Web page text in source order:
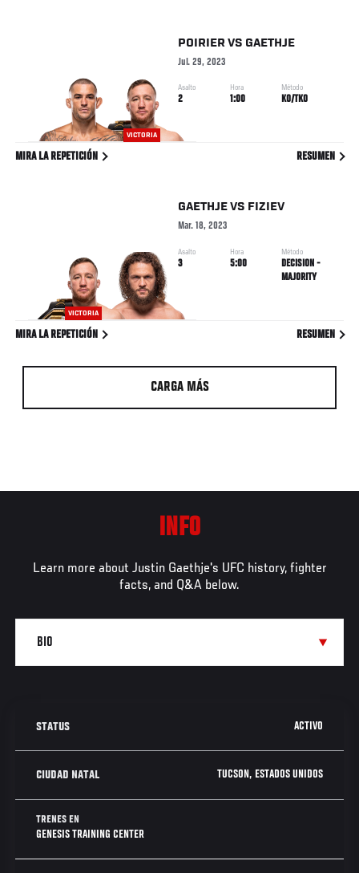
VICTORIA
POIRIER VS GAETHJE
Jul. 29, 2023
Asalto
2
Hora
1:00
Método
KO/TKO
MIRA LA REPETICIÓN RESUMEN
VICTORIA
GAETHJE VS FIZIEV
Mar. 18, 2023
Asalto
3
Hora
5:00
Método
DECISION -
MAJORITY
MIRA LA REPETICIÓN RESUMEN
CARGA MÁS
INFO
Learn more about Justin Gaethje's UFC history, fighter
facts, and Q&A below.
STATUS ACTIVO
CIUDAD NATAL TUCSON, ESTADOS UNIDOS
TRENES EN
GENESIS TRAINING CENTER